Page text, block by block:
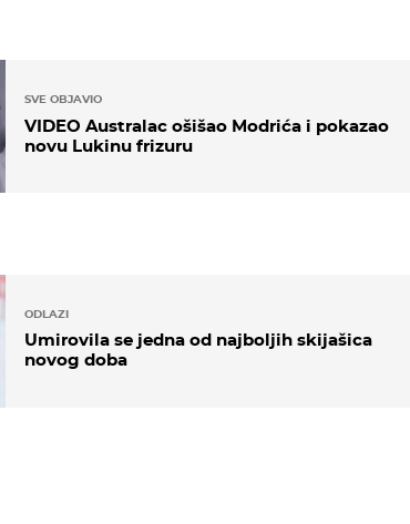
SVE OBJAVIO
VIDEO Australac ošišao Modrića i pokazao
novu Lukinu frizuru
ODLAZI
Umirovila se jedna od najboljih skijašica
novog doba